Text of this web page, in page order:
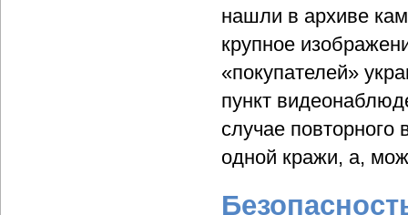
нашли в архиве
крупное
«покупателей»
пункт
случае
одной кражи, а,